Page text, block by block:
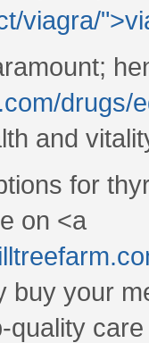
viagra/
drugs/
and
for
on <a
buy your
quality